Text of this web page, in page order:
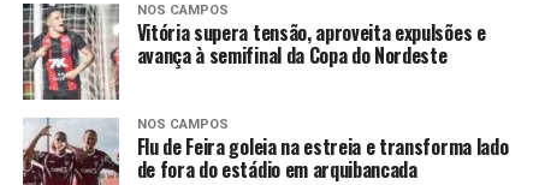
NOS CAMPOS
Vitória supera tensão, aproveita expulsões e
avança à semifinal da Copa do Nordeste
NOS CAMPOS
Flu de Feira goleia na estreia e transforma lado
de fora do estádio em arquibancada